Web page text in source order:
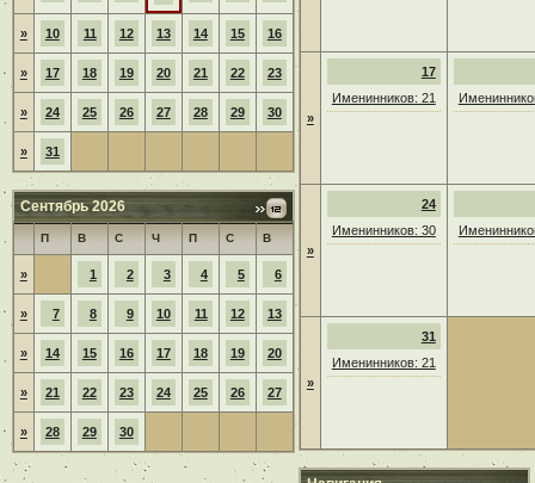
» 10 11 12 13 14 15 16
» 17 18 19 20 21 22 23
» 24 25 26 27 28 29 30
» 31
Сентябрь 2026
П В С Ч П С В
» 1 2 3 4 5 6
» 7 8 9 10 11 12 13
» 14 15 16 17 18 19 20
» 21 22 23 24 25 26 27
» 28 29 30
»
17
Именинников: 21
»
24
Именинников: 30
»
31
Именинников: 21